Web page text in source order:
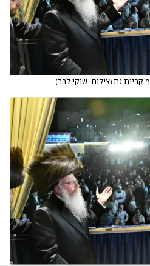
קריית גת(צילום: שוקי לרר)